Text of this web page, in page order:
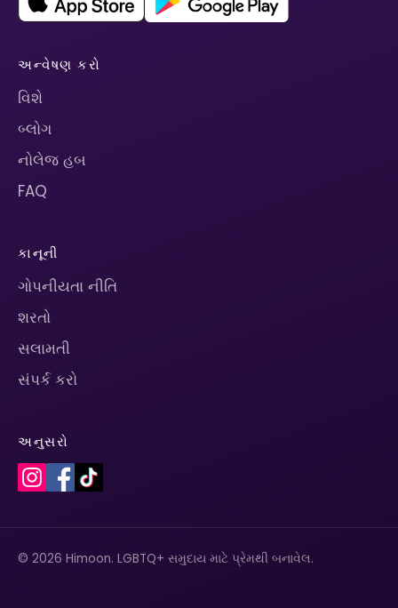
અન્વેષણ કરો
વિશે
બ્લોગ
નોલેજ હબ
FAQ
કાનૂની
ગોપનીયતા નીતિ
શરતો
સલામતી
સંપર્ક કરો
અનુસરો
© 2026 Himoon. LGBTQ+ સમુદાય માટે પ્રેમથી બનાવેલ.